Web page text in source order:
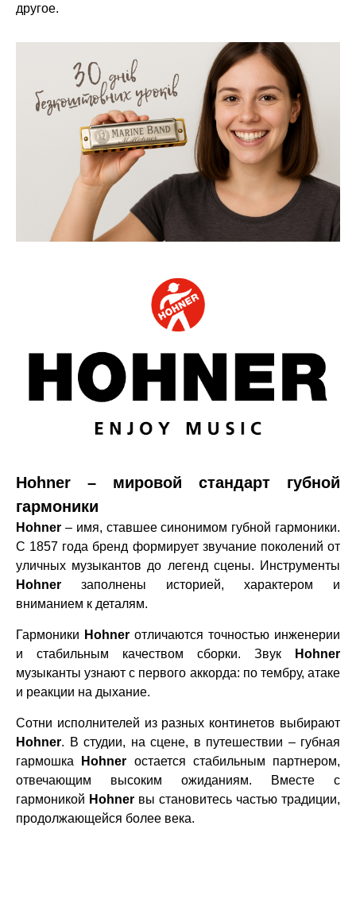
другое.
Hohner – мировой стандарт губной
гармоники
Hohner – имя, ставшее синонимом губной гармоники.
С 1857 года бренд формирует звучание поколений от
уличных музыкантов до легенд сцены. Инструменты
Hohner заполнены историей, характером и
вниманием к деталям.
Гармоники Hohner отличаются точностью инженерии
и стабильным качеством сборки. Звук
Hohner
музыканты узнают с первого аккорда: по тембру, атаке
и реакции на дыхание.
Сотни исполнителей из разных континетов выбирают
Hohner. В студии, на сцене, в путешествии – губная
гармошка
Hohner остается стабильным партнером,
отвечающим высоким ожиданиям. Вместе с
гармоникой Hohner вы становитесь частью традиции,
продолжающейся более века.